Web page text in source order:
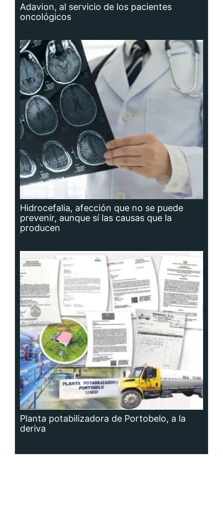
Adavion, al servicio de los pacientes
oncológicos
Hidrocefalia, afección que no se puede
prevenir, aunque sí las causas que la
producen
Planta potabilizadora de Portobelo, a la
deriva